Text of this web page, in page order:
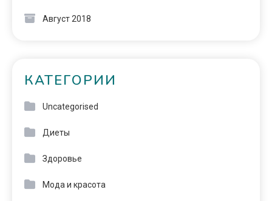
Август 2018
КАТЕГОРИИ
Uncategorised
Диеты
Здоровье
Мода и красота